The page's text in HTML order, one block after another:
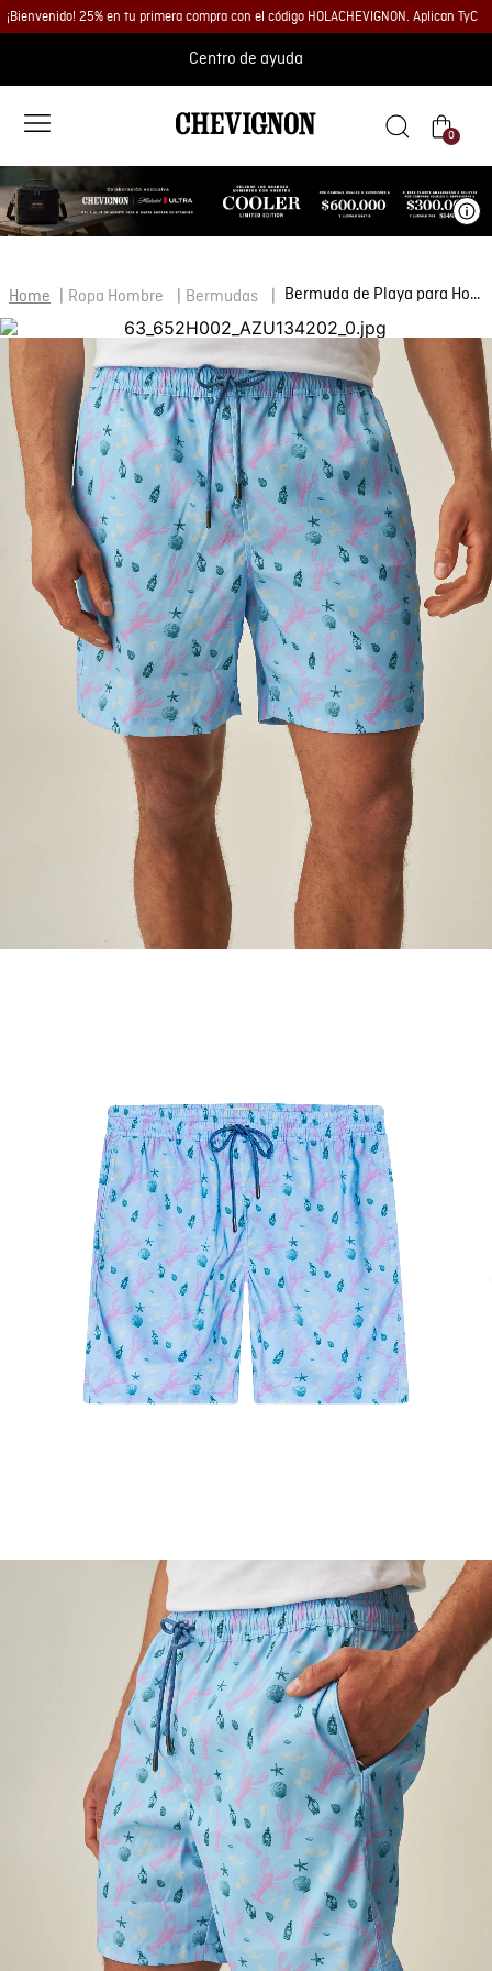
¡Bienvenido! 25% en tu primera compra con el código HOLACHEVIGNON. Aplican TyC
Centro de ayuda
0
Ropa Hombre Bermudas Bermuda de Playa para Hombre